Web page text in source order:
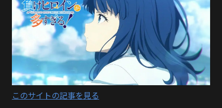
このサイトの記事を見る